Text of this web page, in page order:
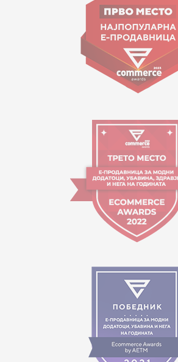
contact@mytime.mk
Работно време:
09:00 до 17:00